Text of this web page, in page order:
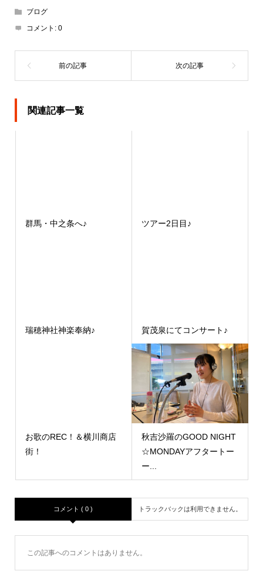
ブログ
コメント: 0
関連記事一覧
群馬・中之条へ♪ ツアー2日目♪
瑞穂神社神楽奉納♪ 賀茂泉にてコンサート♪
お歌のREC！＆横川商店
街！
秋吉沙羅のGOOD NIGHT
☆MONDAYアフタートー
ー...
コメント ( 0 ) トラックバックは利用できません。
この記事へのコメントはありません。